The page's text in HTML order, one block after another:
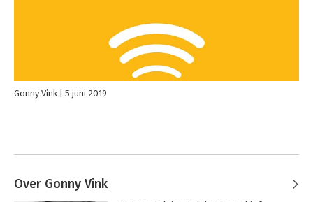
Gonny Vink 5 juni 2019
Over Gonny Vink